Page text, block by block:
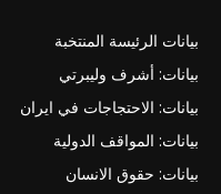
بيانات الرئيسة المنتخبة
بيانات: أشرف وليبرتي
بيانات: الاحتجاجات في ايران
بيانات: المواقف الدولية
بيانات: حقوق الانسان